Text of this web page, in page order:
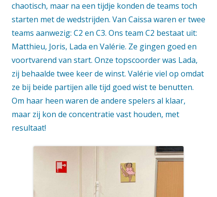
chaotisch, maar na een tijdje konden de teams toch
starten met de wedstrijden. Van Caissa waren er twee
teams aanwezig: C2 en C3. Ons team C2 bestaat uit:
Matthieu, Joris, Lada en Valérie. Ze gingen goed en
voortvarend van start. Onze topscoorder was Lada,
zij behaalde twee keer de winst. Valérie viel op omdat
ze bij beide partijen alle tijd goed wist te benutten.
Om haar heen waren de andere spelers al klaar,
maar zij kon de concentratie vast houden, met
resultaat!